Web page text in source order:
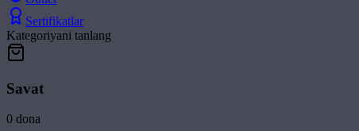
Sertifikatlar
Kategoriyani tanlang
Savat
0 dona